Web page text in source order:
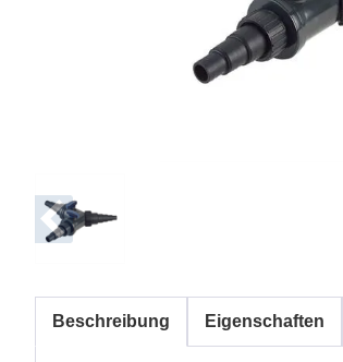
Beschreibung Eigenschaften